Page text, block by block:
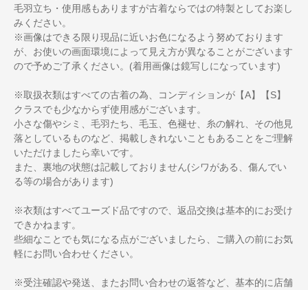
毛羽立ち・使用感もありますが古着ならではの特製としてお楽し
みください。
※画像はできる限り現品に近いお色になるよう努めております
が、お使いの画面環境によって見え方が異なることがございます
ので予めご了承ください。(着用画像は鏡写しになっています)
※取扱衣類はすべての古着の為、コンディションが【A】【S】
クラスでも少なからず使用感がございます。
小さな傷やシミ、毛羽たち、毛玉、色褪せ、糸の解れ、その他見
落としているものなど、掲載しきれないこともあることをご理解
いただけましたら幸いです。
また、裏地の状態は記載しておりません(シワがある、傷んでい
る等の場合があります)
※衣類はすべてユーズド品ですので、返品交換は基本的にお受け
できかねます。
些細なことでも気になる点がございましたら、ご購入の前にお気
軽にお問い合わせください。
※受注確認や発送、またお問い合わせの返答など、基本的に店舗